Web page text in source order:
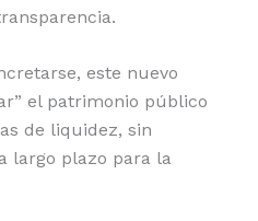
este nuevo
el patrimonio público
de liquidez, sin
largo plazo para la